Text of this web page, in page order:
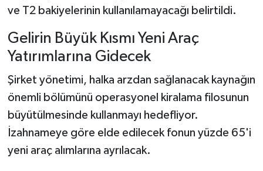
ve T2 bakiyelerinin kullanılamayacağı belirtildi.
Gelirin Büyük Kısmı Yeni Araç
Yatırımlarına Gidecek
Şirket yönetimi, halka arzdan sağlanacak kaynağın
önemli bölümünü operasyonel kiralama filosunun
büyütülmesinde kullanmayı hedefliyor.
İzahnameye göre elde edilecek fonun yüzde 65'i
yeni araç alımlarına ayrılacak.